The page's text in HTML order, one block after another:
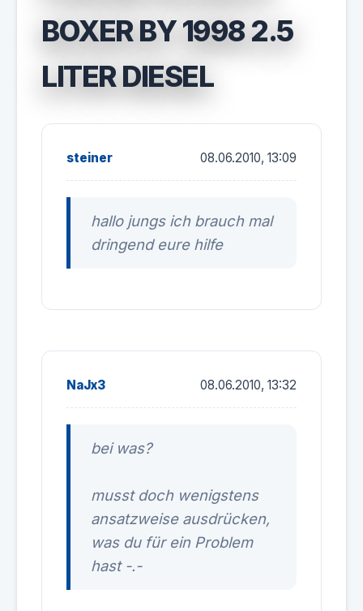
BOXER BY 1998 2.5
LITER DIESEL
steiner 08.06.2010, 13:09
hallo jungs ich brauch mal
dringend eure hilfe
NaJx3 08.06.2010, 13:32
bei was?
musst doch wenigstens
ansatzweise ausdrücken,
was du für ein Problem
hast -.-